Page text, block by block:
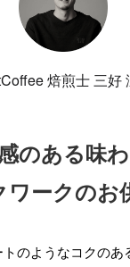
焙煎士 三好
のある味わ
ークのお
のようなコクのあ